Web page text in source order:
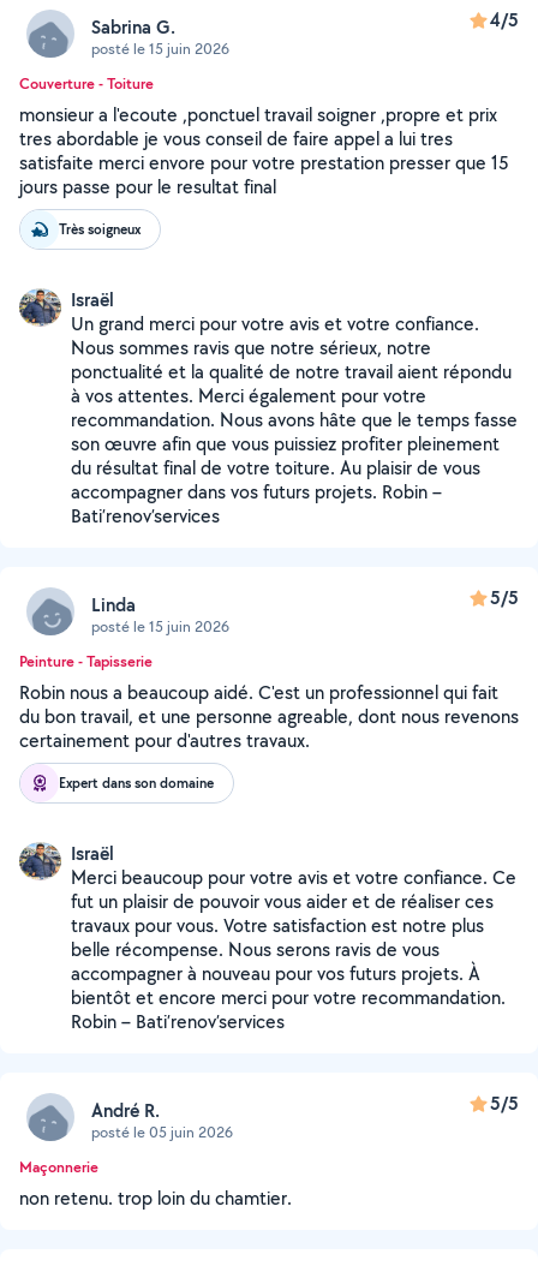
Sabrina G.
posté le 15 juin 2026
4/5
Couverture - Toiture
monsieur a l'ecoute ,ponctuel travail soigner ,propre et prix
tres abordable je vous conseil de faire appel a lui tres
satisfaite merci envore pour votre prestation presser que 15
jours passe pour le resultat final
Très soigneux
Israël
Un grand merci pour votre avis et votre confiance.
Nous sommes ravis que notre sérieux, notre
ponctualité et la qualité de notre travail aient répondu
à vos attentes. Merci également pour votre
recommandation. Nous avons hâte que le temps fasse
son œuvre afin que vous puissiez profiter pleinement
du résultat final de votre toiture. Au plaisir de vous
accompagner dans vos futurs projets. Robin –
Bati’renov’services
Linda
posté le 15 juin 2026
5/5
Peinture - Tapisserie
Robin nous a beaucoup aidé. C'est un professionnel qui fait
du bon travail, et une personne agreable, dont nous revenons
certainement pour d'autres travaux.
Expert dans son domaine
Israël
Merci beaucoup pour votre avis et votre confiance. Ce
fut un plaisir de pouvoir vous aider et de réaliser ces
travaux pour vous. Votre satisfaction est notre plus
belle récompense. Nous serons ravis de vous
accompagner à nouveau pour vos futurs projets. À
bientôt et encore merci pour votre recommandation.
Robin – Bati’renov’services
André R.
posté le 05 juin 2026
5/5
Maçonnerie
non retenu. trop loin du chamtier.